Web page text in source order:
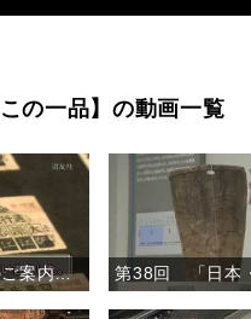
の一品】の動画一覧
第39回 【企画展のご案内】「近鉄電車展」